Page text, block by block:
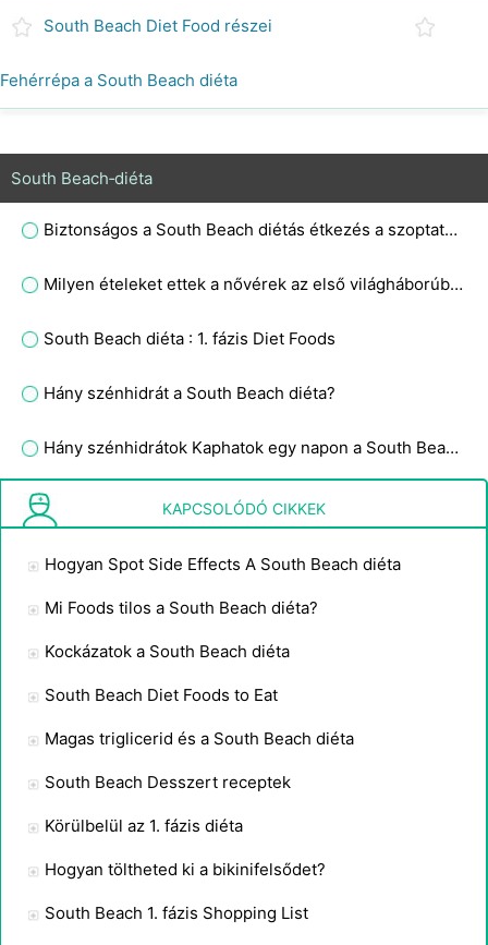
South Beach Diet Food részei
Fehérrépa a South Beach diéta
South Beach‑diéta
Biztonságos a South Beach diétás étkezés a szoptató anyák számára?
Milyen ételeket ettek a nővérek az első világháborúban?
South Beach diéta : 1. fázis Diet Foods
Hány szénhidrát a South Beach diéta?
Hány szénhidrátok Kaphatok egy napon a South Beach diéta?
KAPCSOLÓDÓ CIKKEK
Hogyan Spot Side Effects A South Beach diéta
Mi Foods tilos a South Beach diéta?
Kockázatok a South Beach diéta
South Beach Diet Foods to Eat
Magas triglicerid és a South Beach diéta
South Beach Desszert receptek
Körülbelül az 1. fázis diéta
Hogyan töltheted ki a bikinifelsődet?
South Beach 1. fázis Shopping List